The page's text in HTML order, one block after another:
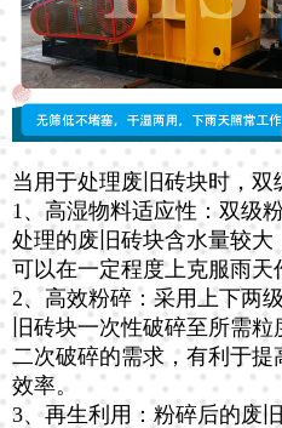
当用于处理废旧砖块时，双
1、高湿物料适应性：双级
处理的废旧砖块含水量较大
可以在一定程度上克服雨天
2、高效粉碎：采用上下两
旧砖块一次性破碎至所需
二次破碎的需求，有利于
效率。
3、再生利用：粉碎后的废